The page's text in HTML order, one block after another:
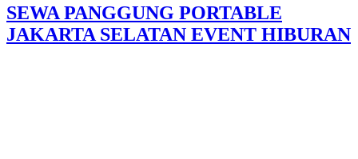
SEWA PANGGUNG PORTABLE
JAKARTA SELATAN EVENT HIBURAN